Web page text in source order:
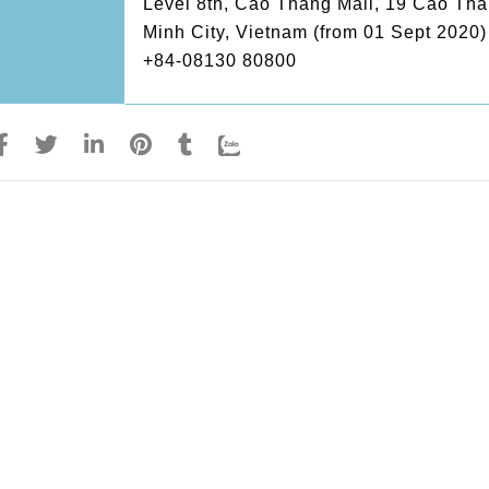
Minh City, Vietnam (from 01 Sept 2020)
+84-08130 80800